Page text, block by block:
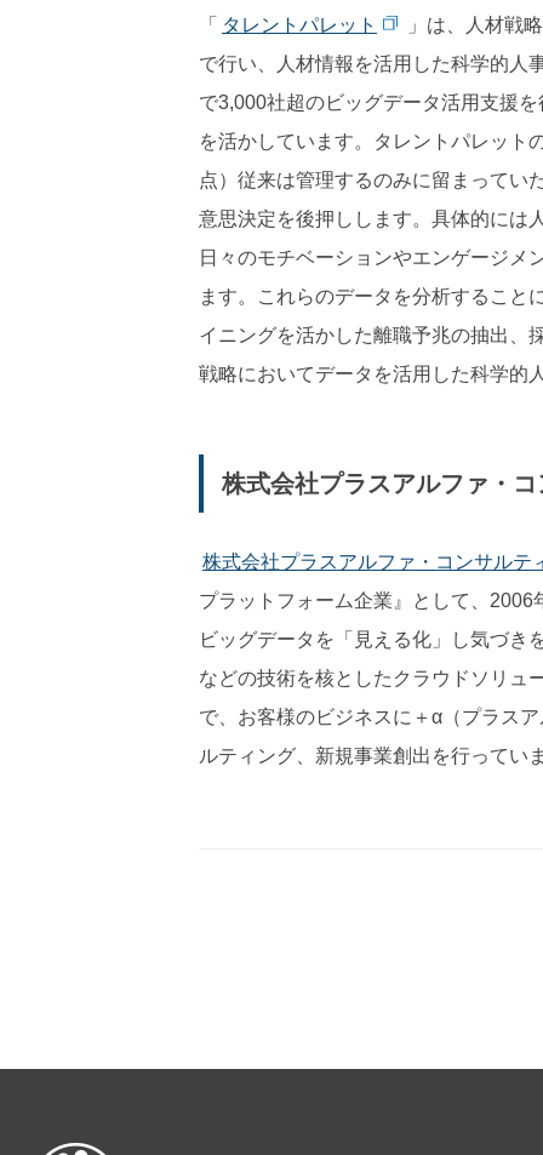
「 タレントパレット
」は、人材戦
で行い、人材情報を活用した科学的人
で3,000社超のビッグデータ活用支援
を活かしています。タレントパレット
点）従来は管理するのみに留まってい
意思決定を後押しします。具体的には
日々のモチベーションやエンゲージメ
ます。これらのデータを分析すること
イニングを活かした離職予兆の抽出、
戦略においてデータを活用した科学的
株式会社プラスアルファ・
株式会社プラスアルファ・コンサルテ
プラットフォーム企業』として、
ビッグデータを「見える化」し気づき
などの技術を核としたクラウドソリュ
で、お客様のビジネスに＋α（プラス
ルティング、新規事業創出を行ってい